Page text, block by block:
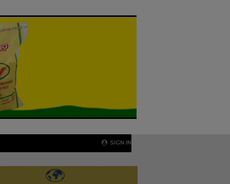
SIGN IN